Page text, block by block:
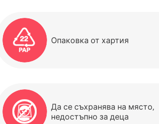
Опаковка от хартия
Да се ​​съхранява на място,
недостъпно за деца